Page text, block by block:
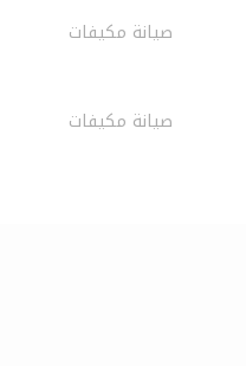
صيانة مكيفات
صيانة مكيفات